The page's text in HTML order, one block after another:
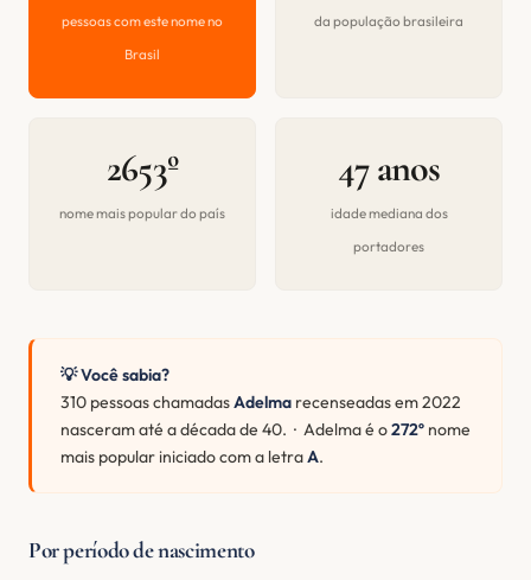
pessoas com este nome no
Brasil
da população brasileira
2653º
nome mais popular do país
47 anos
idade mediana dos
portadores
💡 Você sabia?
310 pessoas chamadasAdelma recenseadas em 2022
nasceram até a década de 40. · Adelma é o272º nome
mais popular iniciado com a letraA.
Por período de nascimento